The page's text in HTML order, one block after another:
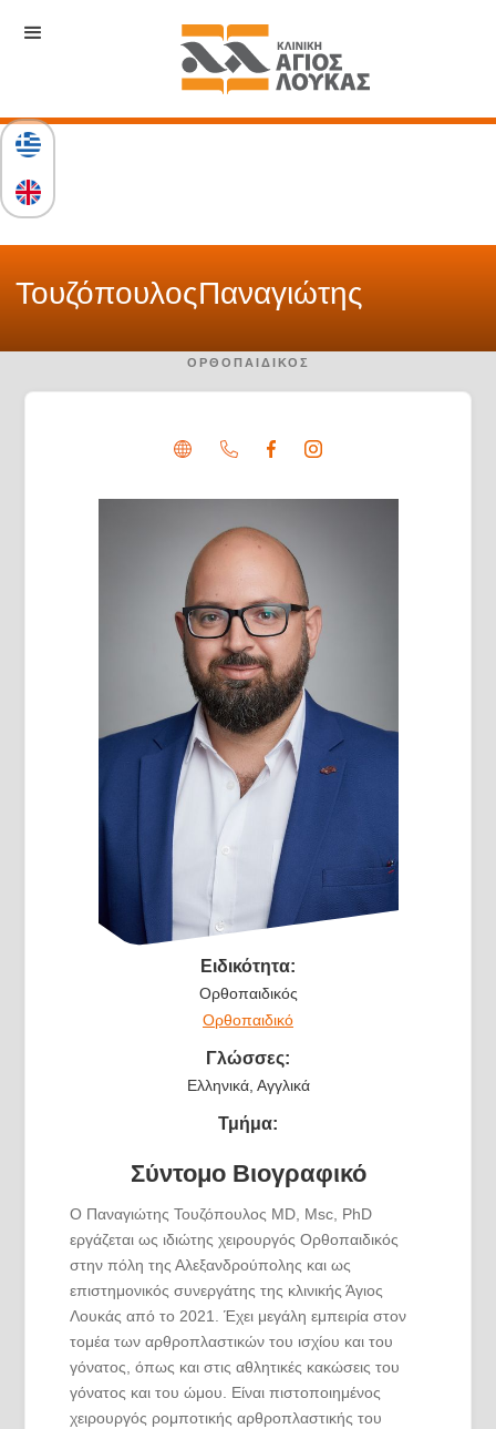
ΤουζόπουλοςΠαναγιώτης
ΟΡΘΟΠΑΙΔΙΚΌΣ
Ειδικότητα:
Ορθοπαιδικός
Ορθοπαιδικό
Γλώσσες:
Ελληνικά, Αγγλικά
Τμήμα:
Σύντομο Βιογραφικό
Ο Παναγιώτης Τουζόπουλος MD, Msc, PhD
εργάζεται ως ιδιώτης χειρουργός Ορθοπαιδικός
στην πόλη της Αλεξανδρούπολης και ως
επιστημονικός συνεργάτης της κλινικής Άγιος
Λουκάς από το 2021. Έχει μεγάλη εμπειρία στον
τομέα των αρθροπλαστικών του ισχίου και του
γόνατος, όπως και στις αθλητικές κακώσεις του
γόνατος και του ώμου. Είναι πιστοποιημένος
χειρουργός ρομποτικής αρθροπλαστικής του